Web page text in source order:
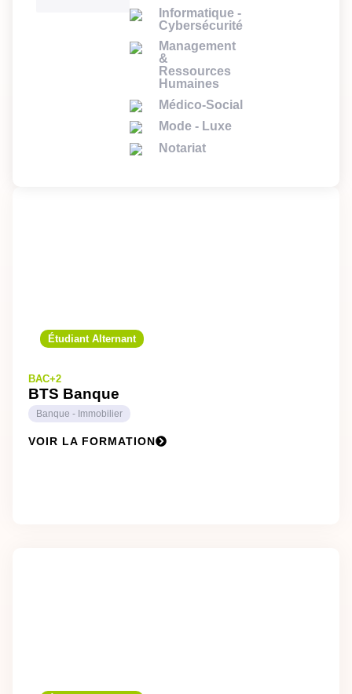
Étudiant Alternant
BAC+2
BTS Banque
Banque - Immobilier
VOIR LA FORMATION
Informatique -
Cybersécurité
Management
&
Ressources
Humaines
Médico-Social
Mode - Luxe
Notariat